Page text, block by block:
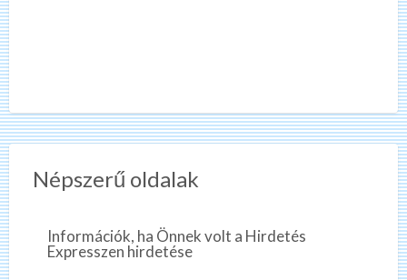
Népszerű oldalak
Információk, ha Önnek volt a Hirdetés
Expresszen hirdetése